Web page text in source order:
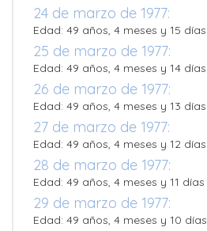
24 de marzo de 1977:
Edad: 49 años, 4 meses y 15 días
25 de marzo de 1977:
Edad: 49 años, 4 meses y 14 días
26 de marzo de 1977:
Edad: 49 años, 4 meses y 13 días
27 de marzo de 1977:
Edad: 49 años, 4 meses y 12 días
28 de marzo de 1977:
Edad: 49 años, 4 meses y 11 días
29 de marzo de 1977:
Edad: 49 años, 4 meses y 10 días